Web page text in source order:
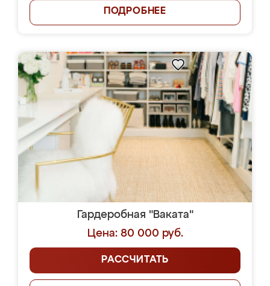
ПОДРОБНЕЕ
Гардеробная "Ваката"
Цена: 80 000 руб.
РАССЧИТАТЬ